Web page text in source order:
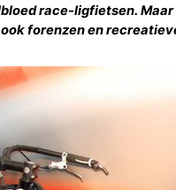
race-ligfietsen.
forenzen en